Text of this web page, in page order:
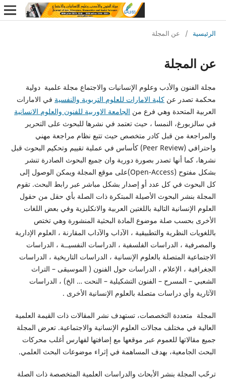
/ عن المجلة
والأدب وعلوم الإنسانيات والاجتماع مجلة علمية دولية
تصدر عن كلية الامارات للعلوم التربوية والنفسيةفي الامارات
المتحدة وهي فرع من الجامعة الاوربية للفنون والعلوم الانسانية
النمسا ، حيث تعتمد في نشرها للبحوث على التحرير
من قبل كادر متخصص حيث تتبع نظام مراجعة مهني
واحترافي (Peer Review) كأساس في عملية تقييم وتحكيم البحوث قبل
أنها تصدر بصورة دورية وان جميع البحوث الصادرة تنشر
بشكل مفتوح (Open-Access)على موقع المجلة ويمكن الوصول إلى
في كل عدد أو إصدار بشكل مباشر عبر رابط البحث. تقوم
بنشر البحوث الأصيلة المبتكرة ذات الصلة بأي حقل من حقول
التالية باللغتين العربية والانكليزية وفي بعض اللغات
بحسب صلة موضوع المادة البحثية المنشورة وهي تختص
النظرية والتطبيقية ، الآداب والآداب المقارنة ، العلوم الإدارية
، الدراسات الفلسفية ، الدراسات النفسيــة ، الدراسات
المتصلة بالعلوم الإنسانية ، الدراسات التاريخية ، الدراسات
، الإعلام ، الدراسات حول الفنون ( الموسيقى – التراث
– المسرح – الفنون التشكيلية – النحت … الخ) ، الدراسات
وأي دراسات متصلة بالعلوم الإنسانية الأخرى .
متعددة التخصصات، تستهدف نشر المقالات ذات القيمة العلمية
في مختلف مجالات العلوم الإنسانية والاجتماعية. تعرض المجلة
للعموم عبر موقعها مع إضافتها لفهارس أغلب محركات
بهدف المساهمة في إثراء موضوعات البحث العلمي.
بنشر الأبحاث والدراسات العلمية المتخصصة ذات الصلة